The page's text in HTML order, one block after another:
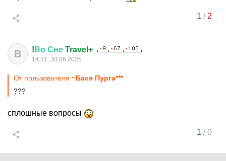
1 / 2
В ! Во Сне Travel+
14:31, 30.06.2025
От пользователя ~Бася Пурга***
???
сплошные вопросы
1 /0